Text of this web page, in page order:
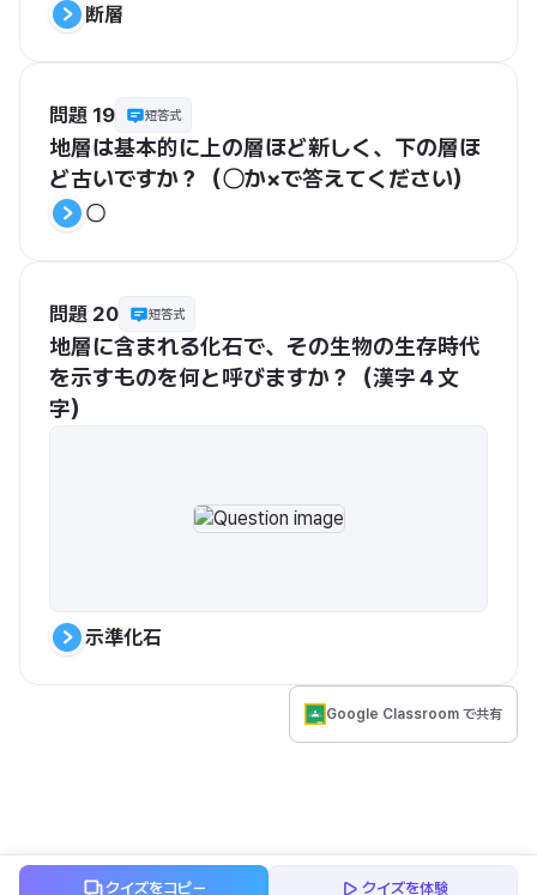
断層
問題 19 短答式
地層は基本的に上の層ほど新しく、下の層ほ
ど古いですか？（〇か×で答えてください）
〇
問題 20 短答式
地層に含まれる化石で、その生物の生存時代
を示すものを何と呼びますか？（漢字４文
字）
示準化石
Google Classroom で共有
クイズをコピー クイズを体験